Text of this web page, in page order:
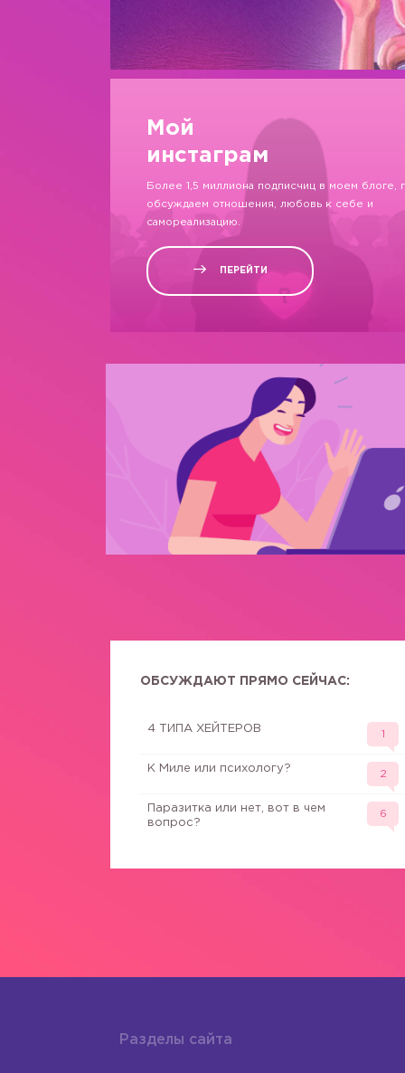
Мой
инстаграм
Более 1,5 миллиона подписчиц в моем блоге,
обсуждаем отношения, любовь к себе и
самореализацию.
ПЕРЕЙТИ
ОБСУЖДАЮТ ПРЯМО СЕЙЧАС:
4 ТИПА ХЕЙТЕРОВ
1
К Миле или психологу?
2
Паразитка или нет, вот в чем
вопрос?
6
Разделы сайта